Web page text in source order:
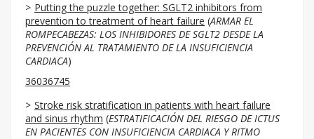
Putting the puzzle together: SGLT2 inhibitors from
prevention to treatment of heart failure (ARMAR EL
ROMPECABEZAS: LOS INHIBIDORES DE SGLT2 DESDE LA
PREVENCIÓN AL TRATAMIENTO DE LA INSUFICIENCIA
CARDIACA)
36036745
Stroke risk stratification in patients with heart failure
and sinus rhythm (ESTRATIFICACIÓN DEL RIESGO DE ICTUS
EN PACIENTES CON INSUFICIENCIA CARDIACA Y RITMO